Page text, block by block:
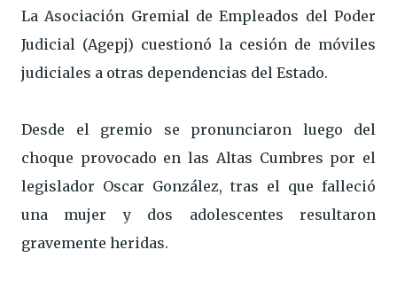
La Asociación Gremial de Empleados del Poder
Judicial (Agepj) cuestionó la cesión de móviles
judiciales a otras dependencias del Estado.
Desde el gremio se pronunciaron luego del
choque provocado en las Altas Cumbres por el
legislador Oscar González, tras el que falleció
una mujer y dos adolescentes resultaron
gravemente heridas.